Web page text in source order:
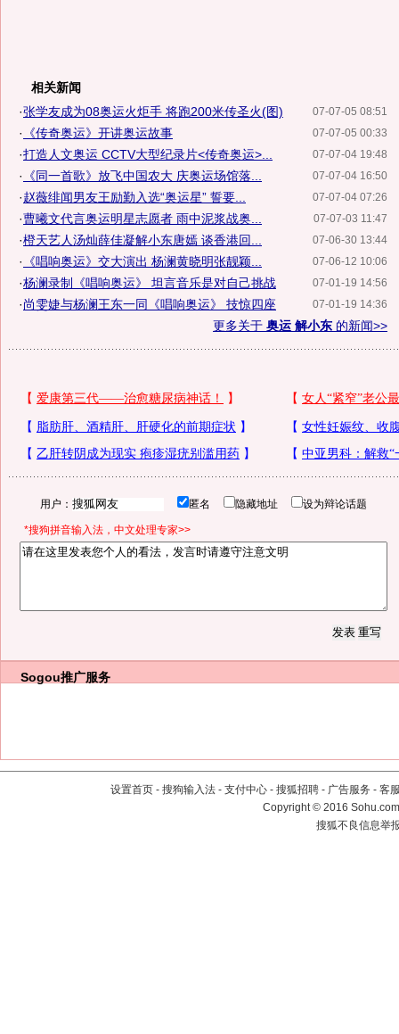
相关新闻
07-07-05 08:51
·张学友成为08奥运火炬手 将跑200米传圣火(图)
07-07-05 00:33
· 《传奇奥运》开讲奥运故事
07-07-04 19:48
·打造人文奥运 CCTV大型纪录片<传奇奥运>...
07-07-04 16:50
· 《同一首歌》放飞中国农大 庆奥运场馆落...
07-07-04 07:26
·赵薇绯闻男友王励勤入选“奥运星” 誓要...
07-07-03 11:47
·曹曦文代言奥运明星志愿者 雨中泥浆战奥...
07-06-30 13:44
·橙天艺人汤灿薛佳凝解小东唐嫣 谈香港回...
07-06-12 10:06
· 《唱响奥运》交大演出 杨澜黄晓明张靓颖...
07-01-19 14:56
·杨澜录制《唱响奥运》 坦言音乐是对自己挑战
07-01-19 14:36
·尚雯婕与杨澜王东一同《唱响奥运》 技惊四座
更多关于 奥运 解小东 的新闻>>
用户： 匿名 隐藏地址 设为辩论话题
*搜狗拼音输入法，中文处理专家>>
Sogou推广服务
设置首页 - 搜狗输入法 - 支付中心 - 搜狐招聘 - 广告服务 - 客
Copyright©2016
搜狐不良信息举